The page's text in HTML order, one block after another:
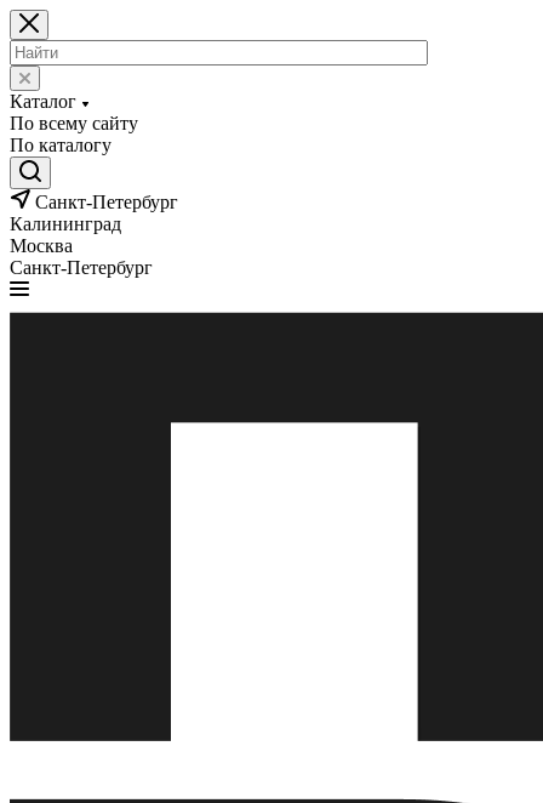
Каталог
По всему сайту
По каталогу
Санкт-Петербург
Калининград
Москва
Санкт-Петербург